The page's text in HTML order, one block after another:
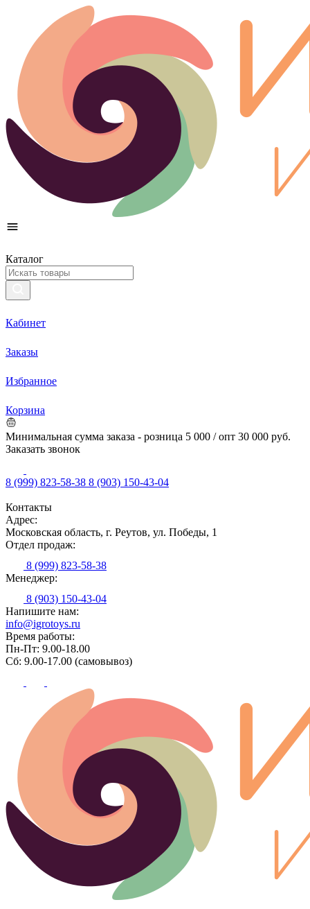
Каталог
Кабинет
Заказы
Избранное
Корзина
Минимальная сумма заказа - розница 5 000 / опт 30 000 руб.
Заказать звонок
8 (999) 823-58-38 8 (903) 150-43-04
Контакты
Адрес:
Московская область, г. Реутов, ул. Победы, 1
Отдел продаж:
8 (999) 823-58-38
Менеджер:
8 (903) 150-43-04
Напишите нам:
info@igrotoys.ru
Время работы:
Пн-Пт: 9.00-18.00
Сб: 9.00-17.00 (самовывоз)